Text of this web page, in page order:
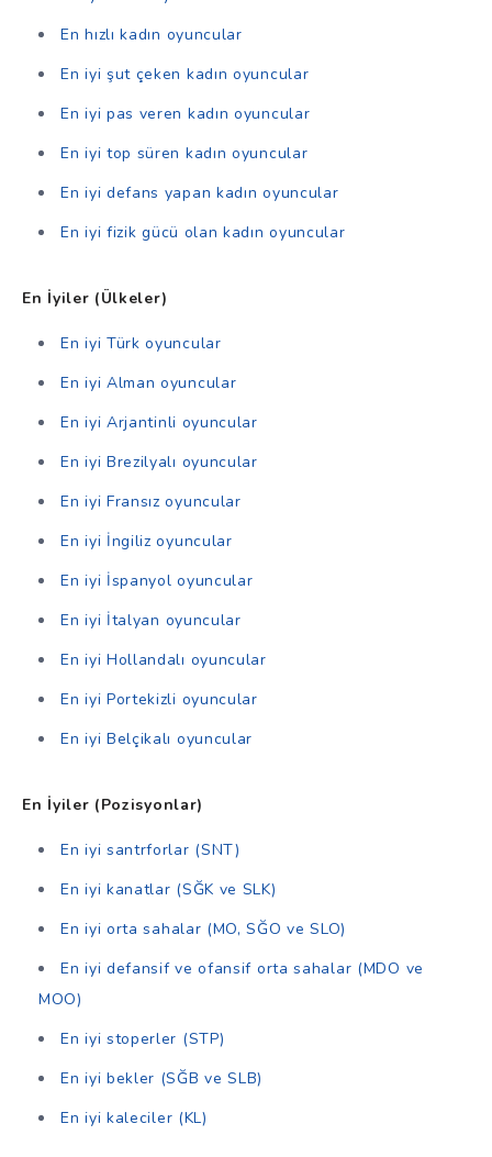
En hızlı kadın oyuncular
En iyi şut çeken kadın oyuncular
En iyi pas veren kadın oyuncular
En iyi top süren kadın oyuncular
En iyi defans yapan kadın oyuncular
En iyi fizik gücü olan kadın oyuncular
En İyiler (Ülkeler)
En iyi Türk oyuncular
En iyi Alman oyuncular
En iyi Arjantinli oyuncular
En iyi Brezilyalı oyuncular
En iyi Fransız oyuncular
En iyi İngiliz oyuncular
En iyi İspanyol oyuncular
En iyi İtalyan oyuncular
En iyi Hollandalı oyuncular
En iyi Portekizli oyuncular
En iyi Belçikalı oyuncular
En İyiler (Pozisyonlar)
En iyi santrforlar (SNT)
En iyi kanatlar (SĞK ve SLK)
En iyi orta sahalar (MO, SĞO ve SLO)
En iyi defansif ve ofansif orta sahalar (MDO ve
MOO)
En iyi stoperler (STP)
En iyi bekler (SĞB ve SLB)
En iyi kaleciler (KL)